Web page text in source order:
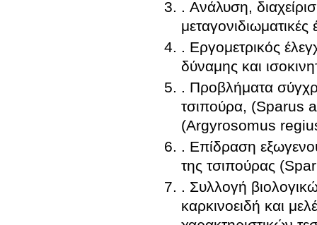
. Ανάλυση,
μεταγονιδιωματικές
. Εργομετρικός
δύναμης και
. Προβλήματα
τσιπούρα, (Sparus
(Argyrosomus
. Επίδραση
της τσιπούρας
. Συλλογή
καρκινοειδή και